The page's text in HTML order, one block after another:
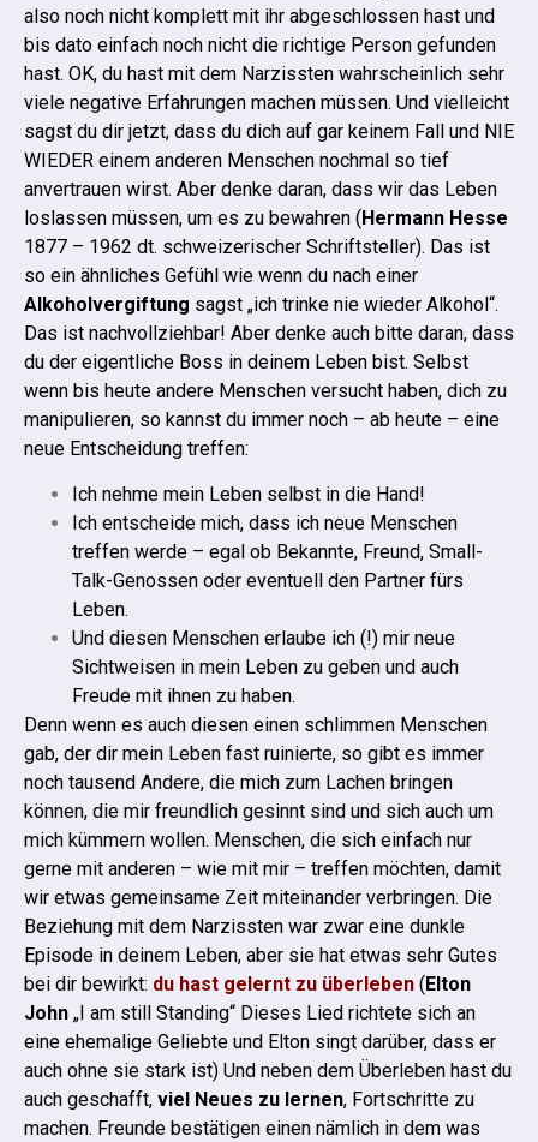
also noch nicht komplett mit ihr abgeschlossen hast und
bis dato einfach noch nicht die richtige Person gefunden
hast. OK, du hast mit dem Narzissten wahrscheinlich sehr
viele negative Erfahrungen machen müssen. Und vielleicht
sagst du dir jetzt, dass du dich auf gar keinem Fall und NIE
WIEDER einem anderen Menschen nochmal so tief
anvertrauen wirst. Aber denke daran, dass wir das Leben
loslassen müssen, um es zu bewahren (Hermann Hesse
1877 – 1962 dt. schweizerischer Schriftsteller). Das ist
so ein ähnliches Gefühl wie wenn du nach einer
Alkoholvergiftung sagst „ich trinke nie wieder Alkohol“.
Das ist nachvollziehbar! Aber denke auch bitte daran, dass
du der eigentliche Boss in deinem Leben bist. Selbst
wenn bis heute andere Menschen versucht haben, dich zu
manipulieren, so kannst du immer noch – ab heute – eine
neue Entscheidung treffen:
Ich nehme mein Leben selbst in die Hand!
Ich entscheide mich, dass ich neue Menschen
treffen werde – egal ob Bekannte, Freund, Small-
Talk-Genossen oder eventuell den Partner fürs
Leben.
Und diesen Menschen erlaube ich (!) mir neue
Sichtweisen in mein Leben zu geben und auch
Freude mit ihnen zu haben.
Denn wenn es auch diesen einen schlimmen Menschen
gab, der dir mein Leben fast ruinierte, so gibt es immer
noch tausend Andere, die mich zum Lachen bringen
können, die mir freundlich gesinnt sind und sich auch um
mich kümmern wollen. Menschen, die sich einfach nur
gerne mit anderen – wie mit mir – treffen möchten, damit
wir etwas gemeinsame Zeit miteinander verbringen. Die
Beziehung mit dem Narzissten war zwar eine dunkle
Episode in deinem Leben, aber sie hat etwas sehr Gutes
bei dir bewirkt: du hast gelernt zu überleben ( Elton
John „I am still Standing“ Dieses Lied richtete sich an
eine ehemalige Geliebte und Elton singt darüber, dass er
auch ohne sie stark ist) Und neben dem Überleben hast du
auch geschafft, viel Neues zu lernen, Fortschritte zu
machen. Freunde bestätigen einen nämlich in dem was